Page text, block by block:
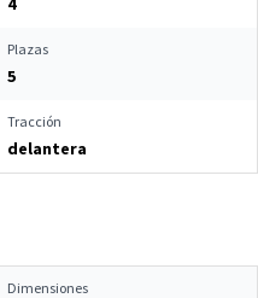
Plazas
5
Tracción
delantera
Dimensiones